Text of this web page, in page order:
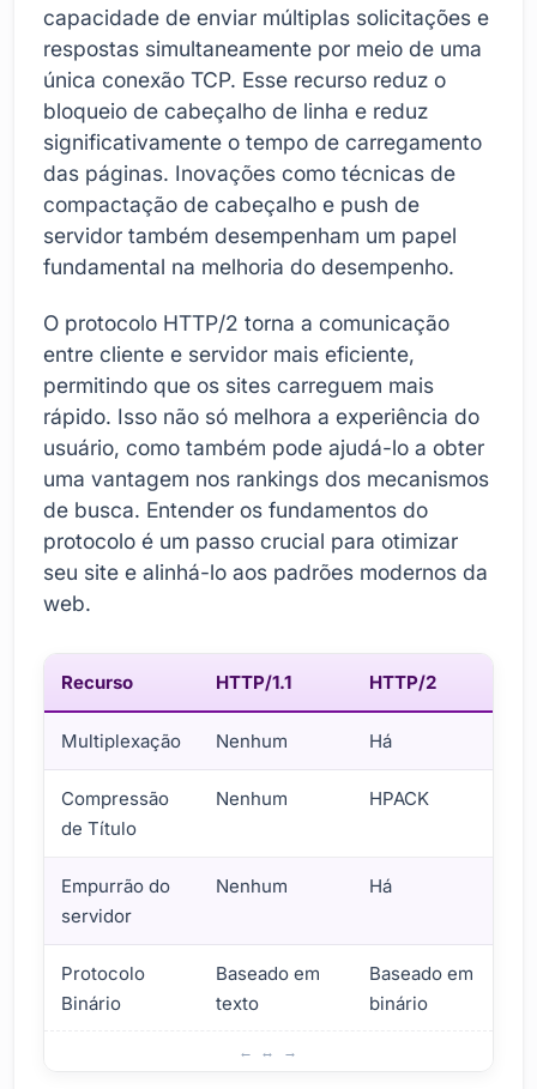
capacidade de enviar múltiplas solicitações e
respostas simultaneamente por meio de uma
única conexão TCP. Esse recurso reduz o
bloqueio de cabeçalho de linha e reduz
significativamente o tempo de carregamento
das páginas. Inovações como técnicas de
compactação de cabeçalho e push de
servidor também desempenham um papel
fundamental na melhoria do desempenho.
O protocolo HTTP/2 torna a comunicação
entre cliente e servidor mais eficiente,
permitindo que os sites carreguem mais
rápido. Isso não só melhora a experiência do
usuário, como também pode ajudá-lo a obter
uma vantagem nos rankings dos mecanismos
de busca. Entender os fundamentos do
protocolo é um passo crucial para otimizar
seu site e alinhá-lo aos padrões modernos da
web.
Recurso HTTP/1.1 HTTP/2
Multiplexação Nenhum Há
Compressão
de Título
Nenhum HPACK
Empurrão do
servidor
Nenhum Há
Protocolo
Binário
Baseado em
texto
Baseado em
binário